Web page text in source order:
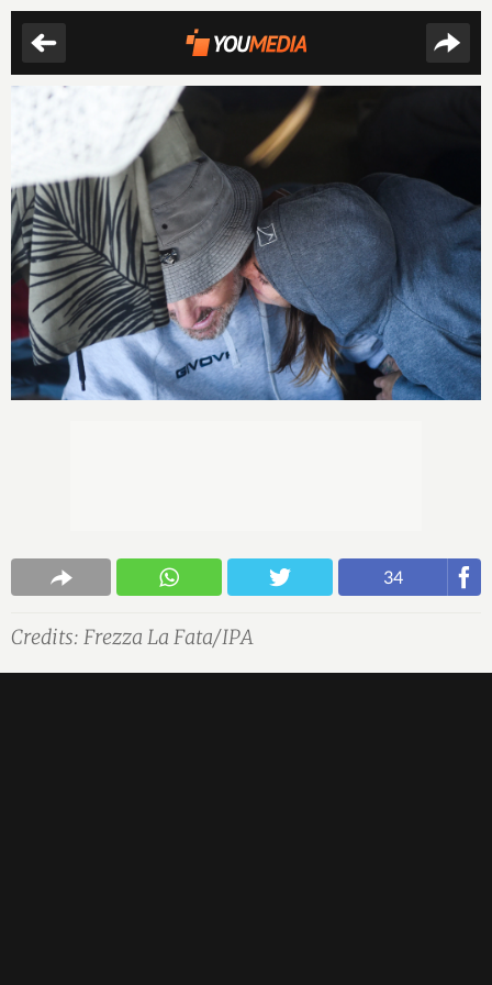
34
Credits: Frezza La Fata/IPA